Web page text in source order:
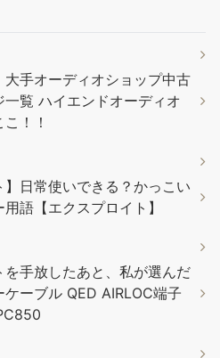
大手オーディオショップ中古
一覧 ハイエンドオーディオ
！！
】日常使いできる？かっこい
語【エクスプロイト】
を手放したあと、私が選んだ
ケーブル QED AIRLOC端子